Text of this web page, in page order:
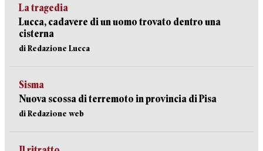
La tragedia
Lucca, cadavere di un uomo trovato dentro una
cisterna
di Redazione Lucca
Sisma
Nuova scossa di terremoto in provincia di Pisa
di Redazione web